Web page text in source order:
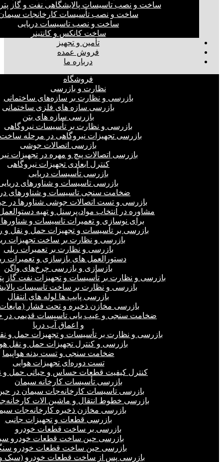
ساخت و نصب تاسیسات پالایشگاهی نفت و گاز
ساخت و نصب تأسیسات کارخانجات
ساخت و نصب تاسیسات دریایی
ساخت کانکس و کانتینر
تأمین و تجهیز
فروش عمده
درباره ما
فروشگاه
نظارت و بازرسی
بازرسی و نظارت بر سازه‌های ساختمانی
بازرسی سازه های فلزی ساختمانی
بازرسی سازه های بتن
بازرسی و نظارت بر تأسیسات نیروگاهی
بازرسی تجهیزات نیروگاهی در مرحله
بازرسی اتصالات جوشی
بازرسی اتصالات پیچ و مهره در تجهیزات
کنترل ابعادی تجهیزات نیروگاهی
بازرسی تأسیسات دریایی
بازرسی تاسیسات و شناورهای
ضخامت سنجی تاسیسات و شناورهای
بازرسی و تست اتصالات جوشی شناورها در
مشاوره در انتخاب مواد،پرسنل و تهیه
برای نوسازی و تعمیرات تاسیسات و
بازرسی بر تأسیسات و تجهیزات حمل و نقل و
بازرسی و نظارت بر ساخت تجهیزات
بازرسی و نظارت بر تعمیرات ریلی
دستورالعمل های بازسازی و تعمیرات
بازسازی و بازرسی چرخ‌های واگن
بازرسی و نظارت بر تأسیسات و تجهیزات نفت گاز
بازرسی و نظارت بر ساخت تاسیسات
بازرسی پایپ ها لوله های انتقال
بازرسی مخازن ذخیره و تحت فشار
ضخامت سنجی و عیب یابی تاسیسات قدیمی در
و اعماق آب دریا
بازرسی و نظارت بر تأسیسات و تجهیزات حمل و
بازرسی و کنترل تجهیزات حمل و نقل
ضخامت سنجی و تست بدنه هواپیما
تست دوره‌ای تجهیزات هوایی
کنترل کیفیت قطعات حساس و حیاتی حمل و
بازرسی تأسیسات کارخانه سیمان
بازرسی تاسیسات کارخانه‌جات سیمان در
بازرسی خطوط انتقال و ماشین الات
بازرسی مخازن ذخیره کارخانه‌جات
بازرسی قطعات و تجهیزات جانبی
بازرسی بر ساخت قطعات خودرو
بازرسی حین ساخت قطعات خودرو
بازرسی حین ساخت قطعات خودرو
بازرسی پس از ساخت قطعات خودرو (سبک